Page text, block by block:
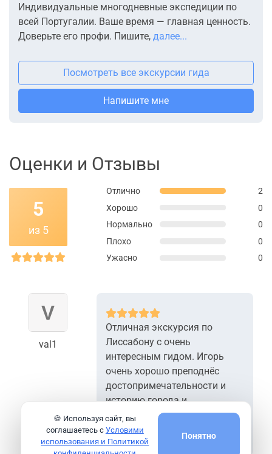
Индивидуальные многодневные экспедиции по
всей Португалии. Ваше время — главная ценность.
Доверьте его профи. Пишите, далее...
Посмотреть все экскурсии гида
Напишите мне
Оценки и Отзывы
5
из 5
Отлично
2
Хорошо
0
Нормально
0
Плохо
0
Ужасно
0
val1
Отличная экскурсия по
Лиссабону с очень
интересным гидом. Игорь
очень хорошо преподнёс
достопримечательности и
историю города и
окрестности. Я его очень
рекомендую.
🍪 Используя сайт, вы
соглашаетесь с Условими
использования и Политикой
Понятно